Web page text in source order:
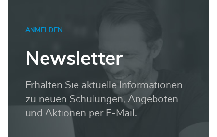
ANMELDEN
Newsletter
Erhalten Sie aktuelle Informationen
zu neuen Schulungen, Angeboten
und Aktionen per E-Mail.